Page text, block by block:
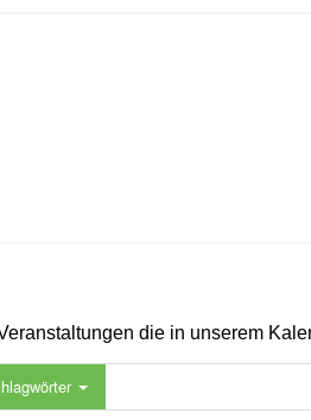
die in unserem